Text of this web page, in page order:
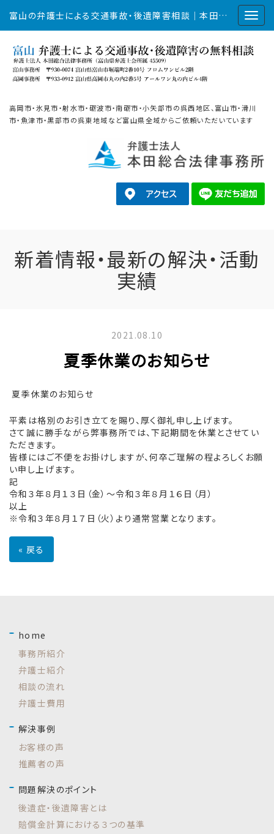
富山の弁護士による交通事故・後遺障害相談｜本田総合法律事務所
高岡市・氷見市・射水市・砺波市・南砺市・小矢部市の呉西地区、富山市・滑川
市・魚津市・黒部市の呉東地域など富山県全域からご依頼いただいています
新着情報・最新の解決・活動
実績
2021.08.10
夏季休業のお知らせ
夏季休業のお知らせ
平素は格別のお引き立てを賜り、厚く御礼申し上げます。
さて誠に勝手ながら弊事務所では、下記期間を休業とさせてい
ただきます。
皆様にはご不便をお掛けしますが、何卒ご理解の程よろしくお願
い申し上げます。
記
令和３年８月１３日（金）～令和３年８月１６日（月）
以上
※令和３年８月１７日（火）より通常営業となります。
« 戻る
home
事務所紹介
弁護士紹介
相談の流れ
弁護士費用
解決事例
お客様の声
推薦者の声
問題解決のポイント
後遺症・後遺障害とは
賠償金計算における３つの基準